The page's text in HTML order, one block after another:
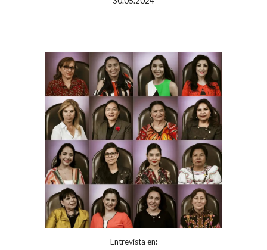
Entrevista en: